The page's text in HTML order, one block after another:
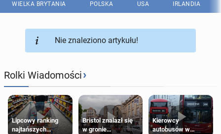
WIELKA BRYTANIA POLSKA USA IRLANDIA
Nie znaleziono artykułu!
Rolki Wiadomości›
Lipcowy ranking
najtańszych
Bristol znalazł się
w gronie
Kierowcy
autobusów w